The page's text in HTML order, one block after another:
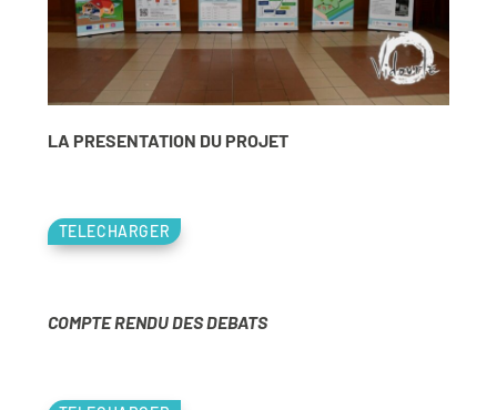
LA PRESENTATION DU PROJET
TELECHARGER
COMPTE RENDU DES DEBATS